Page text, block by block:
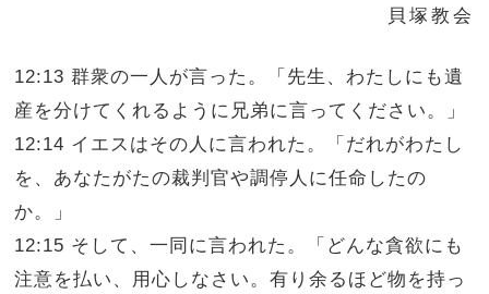
貝塚教会
12:13 群衆の一人が言った。「先生、わたしにも遺
産を分けてくれるように兄弟に言ってください。」
12:14 イエスはその人に言われた。「だれがわたし
を、あなたがたの裁判官や調停人に任命したの
か。」
12:15 そして、一同に言われた。「どんな貪欲にも
注意を払い、用心しなさい。有り余るほど物を持っ